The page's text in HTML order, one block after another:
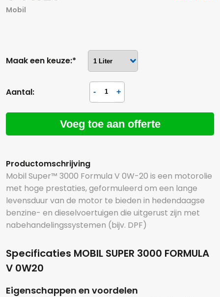
Mobil
Maak een keuze:*
Aantal:
Voeg toe aan offerte
Productomschrijving
Mobil Super™ 3000 Formula V 0W-20 is een motorolie
met hoge prestaties, geformuleerd om een lange
levensduur van de motor te bieden in hedendaagse
benzine- en dieselvoertuigen die uitgerust zijn met
nabehandelingssystemen (bijv. DPF)
Specificaties MOBIL SUPER 3000 FORMULA
V 0W20
Eigenschappen en voordelen